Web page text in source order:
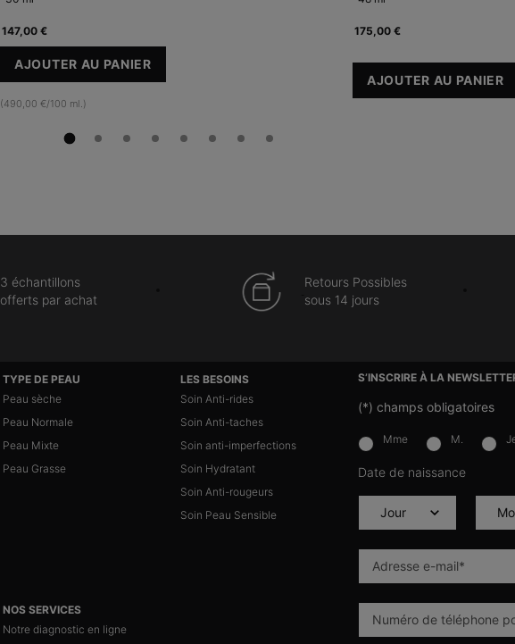
147,00 €
AJOUTER AU PANIER
P-TIOX
(490,00 €/100 ml.)
175,00 €
AJOUTER AU PANIER
P-
3 échantillons
offerts par achat
Retours Possibles
sous 14 jours
TYPE DE PEAU
Peau sèche
Peau Normale
Peau Mixte
Peau Grasse
LES BESOINS
Soin Anti-rides
Soin Anti-taches
Soin anti-imperfections
Soin Hydratant
Soin Anti-rougeurs
Soin Peau Sensible
NOS SERVICES
Notre diagnostic en ligne
S’INSCRIRE À LA
(*) champs obligatoires
newslettersignup.title.legend
Mme M.
Date de naissance
Adresse e-mail*
Numéro de téléphone